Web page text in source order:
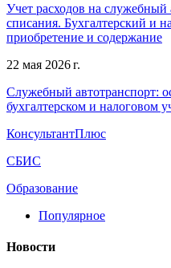
Учет расходов на служебный
списания. Бухгалтерский и
приобретение и содержание
22 мая 2026 г.
Служебный автотранспорт:
бухгалтерском и налоговом
КонсультантПлюс
СБИС
Образование
Популярное
Новости